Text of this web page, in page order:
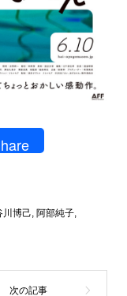
川博己, 阿部純子,